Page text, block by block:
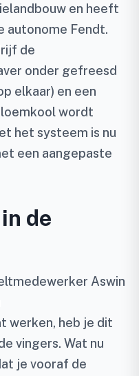
en heeft
autonome Fendt.
de
onder gefreesd
elkaar) en een
wordt
het systeem is nu
een aangepaste
de
Aswin
werken, heb je dit
vingers. Wat nu
je vooraf de